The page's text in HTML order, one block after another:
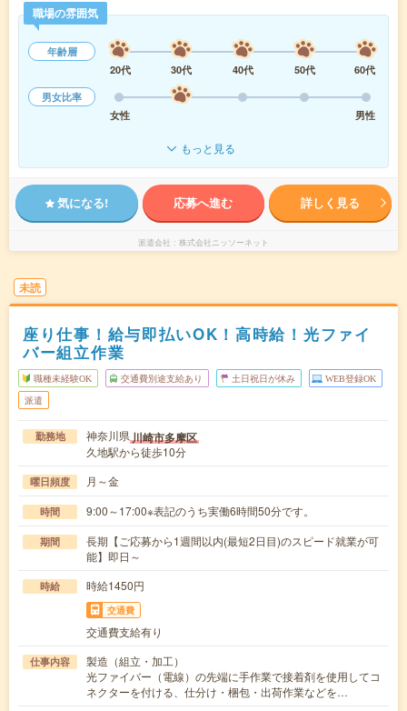
職場の雰囲気
年齢層
20代
30代 40代 50代
60代
男女比率
女性
男性
もっと見る
気になる! 応募へ進む 詳しく見る
派遣会社 株式会社ニッソーネット
未読
座り仕事！給与即払いOK！高時給！光ファイ
バー組立作業
職種未経験OK 交通費別途支給あり 土日祝日が休み WEB登録OK
派遣
勤務地 神奈川県川崎市多摩区
久地駅から徒歩10分
曜日頻度 月～金
時間 9:00～17:00※表記のうち実働6時間50分です。
期間
長期【ご応募から1週間以内(最短2日目)のスピード就業が可
能】即日～
時給 時給1450円
交通費
交通費支給有り
仕事内容
製造（組立・加工）
光ファイバー（電線）の先端に手作業で接着剤を使用してコ
ネクターを付ける、仕分け・梱包・出荷作業などを…